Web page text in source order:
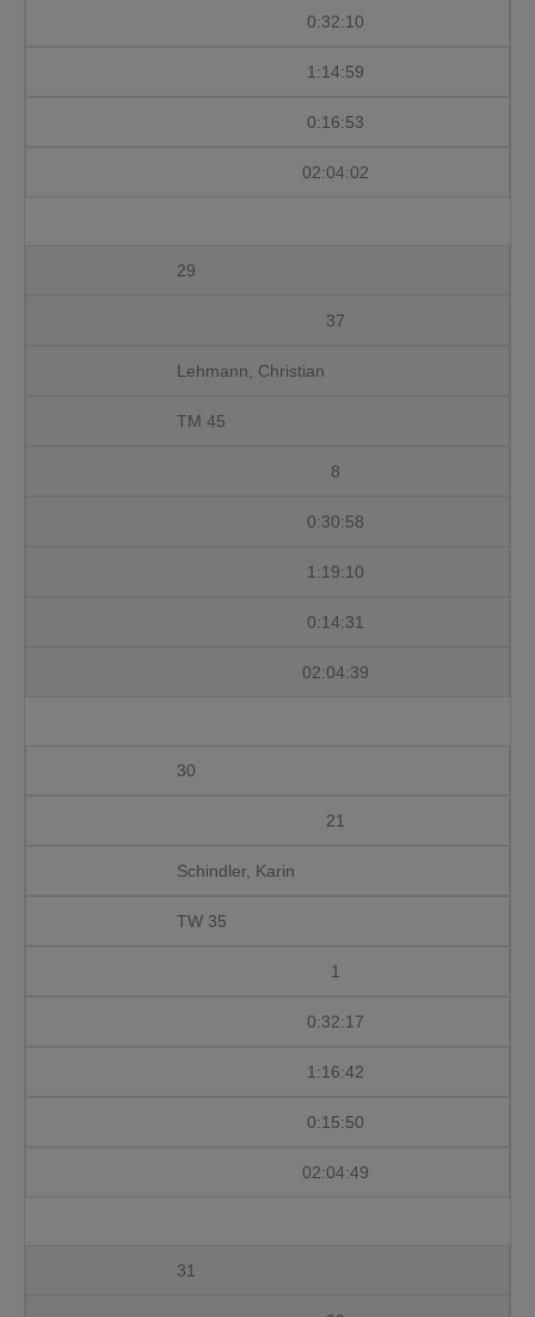
0:32:10
1:14:59
0:16:53
02:04:02
29
37
Lehmann, Christian
TM 45
8
0:30:58
1:19:10
0:14:31
02:04:39
30
21
Schindler, Karin
TW 35
1
0:32:17
1:16:42
0:15:50
02:04:49
31
DATENSCHUTZ
© 2023 TSV Neufahrn e.V. - Alle Rechte vorbehalten.